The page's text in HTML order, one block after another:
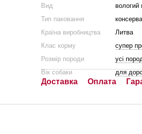
Вид
вологий
Тип паковання
консерва
Країна виробництва
Литва
Клас корму
супер
Розмір породи
усі
Вік собаки
для
Доставка Оплата